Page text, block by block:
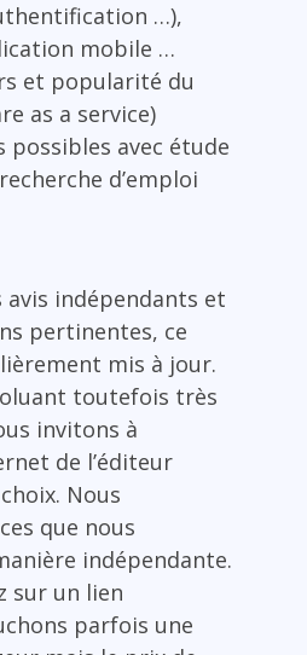
…),
mobile …
et popularité du
as a service)
possibles avec étude
d’emploi
indépendants et
pertinentes, ce
mis à jour.
toutefois très
invitons à
de l’éditeur
Nous
que nous
indépendante.
sur un lien
parfois une